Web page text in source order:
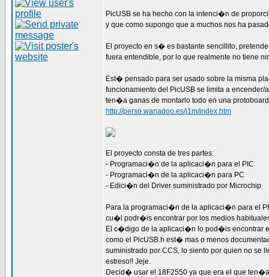
PicUSB se ha hecho con la intenci�n de
y que como supongo que a muchos nos ha
El proyecto en s� es bastante sencillito,
fuera entendible, por lo que realmente no tiene
Est� pensado para ser usado sobre la misma
funcionamiento del PicUSB se limita a
ten�a ganas de montarlo todo en una
http://perso.wanadoo.es/j1m/index.htm
El proyecto consta de tres partes:
- Programaci�n de la aplicaci�n para el PIC
- Programaci�n de la aplicaci�n para PC
- Edici�n del Driver suministrado por Microchip
Para la programaci�n de la aplicaci�n para el
cu�l podr�is encontrar por los medios
El c�digo de la aplicaci�n lo pod�is encontrar
como el PicUSB.h est� mas o menos
suministrado por CCS, lo siento por quien no se
estreso!! Jeje.
Decid� usar el 18F2550 ya que era el que